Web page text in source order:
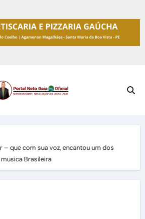
– que com sua voz, encantou um dos
Brasileira